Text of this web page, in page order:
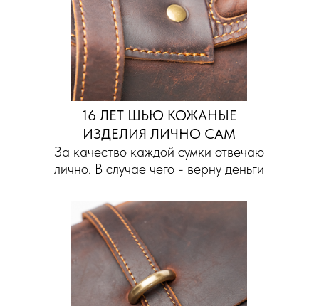
16 ЛЕТ ШЬЮ КОЖАНЫЕ
ИЗДЕЛИЯ ЛИЧНО САМ
За качество каждой сумки отвечаю
лично. В случае чего - верну деньги